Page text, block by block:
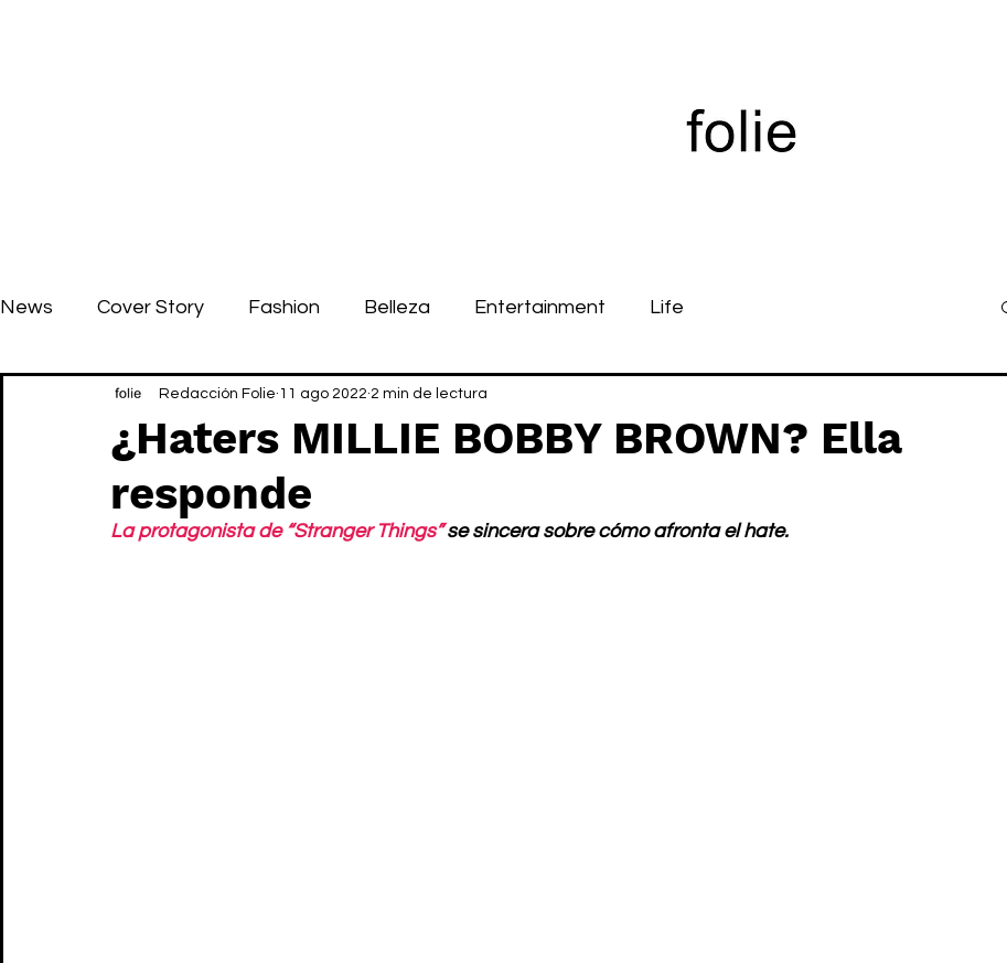
News Cover Story Fashion Belleza Entertainment Life
¿Haters MILLIE BOBBY BROWN? Ella
responde
Redacción Folie 11 ago 2022 2 min de lectura
La protagonista de “Stranger Things” se sincera sobre cómo afronta el hate.